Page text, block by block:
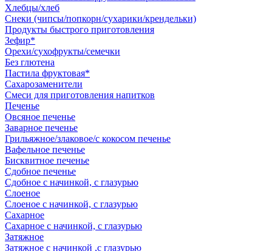
Хлебцы/хлеб
Снеки (чипсы/попкорн/сухарики/крендельки)
Продукты быстрого приготовления
Зефир*
Орехи/сухофрукты/семечки
Без глютена
Пастила фруктовая*
Сахарозаменители
Смеси для приготовления напитков
Печенье
Овсяное печенье
Заварное печенье
Грильяжное/злаковое/с кокосом печенье
Вафельное печенье
Бисквитное печенье
Сдобное печенье
Сдобное с начинкой, с глазурью
Слоеное
Слоеное с начинкой, с глазурью
Сахарное
Сахарное с начинкой, с глазурью
Затяжное
Затяжное с начинкой ,с глазурью